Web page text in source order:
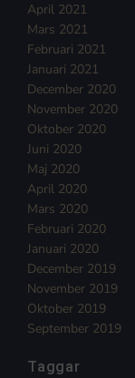
April 2021
Mars 2021
Februari 2021
Januari 2021
December 2020
November 2020
Oktober 2020
Juni 2020
Maj 2020
April 2020
Mars 2020
Februari 2020
Januari 2020
December 2019
November 2019
Oktober 2019
September 2019
Taggar